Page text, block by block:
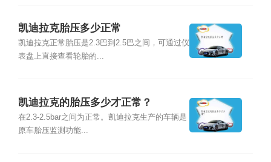
凯迪拉克胎压多少正常
凯迪拉克正常胎压是2.3巴到2.5巴之间，可通过仪
表盘上直接查看轮胎的...
凯迪拉克的胎压多少才正常？
在2.3-2.5bar之间为正常。凯迪拉克生产的车辆是
原车胎压监测功能...